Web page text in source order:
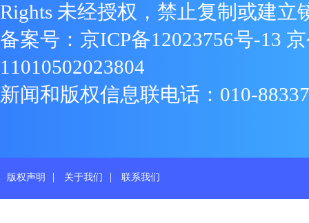
Rights 未经授权，禁止复制或建立
备案号： 京ICP备12023756号-13
11010502023804
新闻和版权信息联电话：010-
版权声明 | 关于我们 | 联系我们